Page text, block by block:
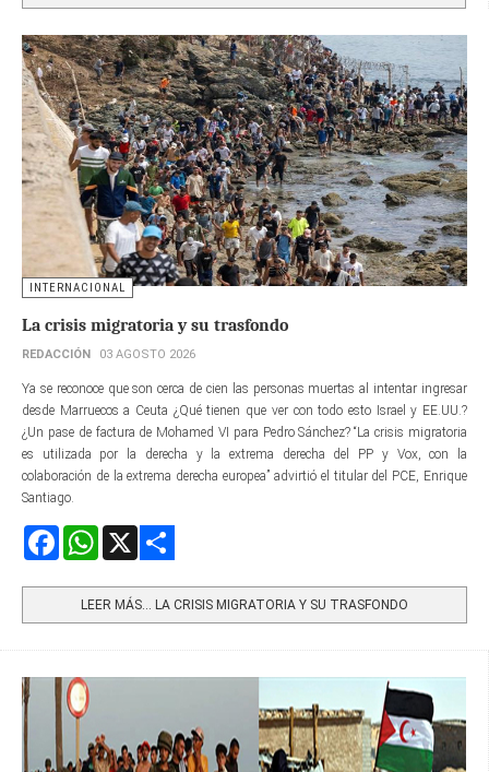
INTERNACIONAL
La crisis migratoria y su trasfondo
REDACCIÓN 03 AGOSTO 2026
Ya se reconoce que son cerca de cien las personas muertas al intentar ingresar
desde Marruecos a Ceuta ¿Qué tienen que ver con todo esto Israel y EE.UU.?
¿Un pase de factura de Mohamed VI para Pedro Sánchez? “La crisis migratoria
es utilizada por la derecha y la extrema derecha del PP y Vox, con la
colaboración de la extrema derecha europea” advirtió el titular del PCE, Enrique
Santiago.
FacebookWhatsApp
LEER MÁS… LA CRISIS MIGRATORIA Y SU TRASFONDO